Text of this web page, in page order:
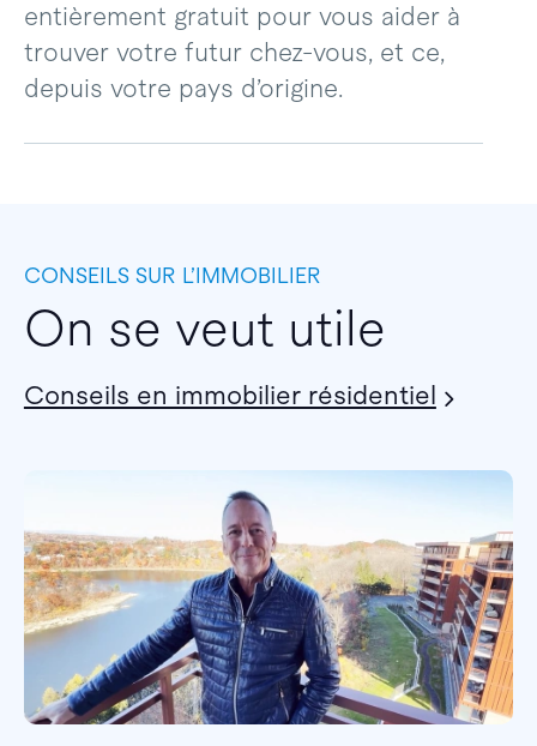
entièrement gratuit pour vous aider à
trouver votre futur chez-vous, et ce,
depuis votre pays d’origine.
CONSEILS SUR L’IMMOBILIER
On se veut utile
Conseils en immobilier résidentiel